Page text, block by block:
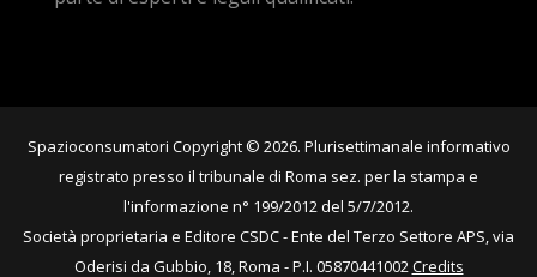
Spazioconsumatori Copyright © 2026. Plurisettimanale informativo
registrato presso il tribunale di Roma sez. per la stampa e
l'informazione n° 199/2012 del 5/7/2012.
Società proprietaria e Editore CSDC - Ente del Terzo Settore APS, via
Oderisi da Gubbio, 18, Roma - P.I. 05870441002Credits